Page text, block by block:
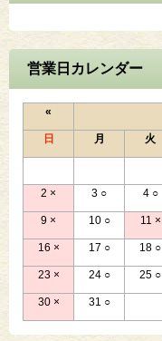
営業日カレンダー
«
日 月 火
2 × 3 ○ 4 ○
9 × 10 ○ 11 ×
16 × 17 ○ 18 ○
23 × 24 ○ 25 ○
30 × 31 ○